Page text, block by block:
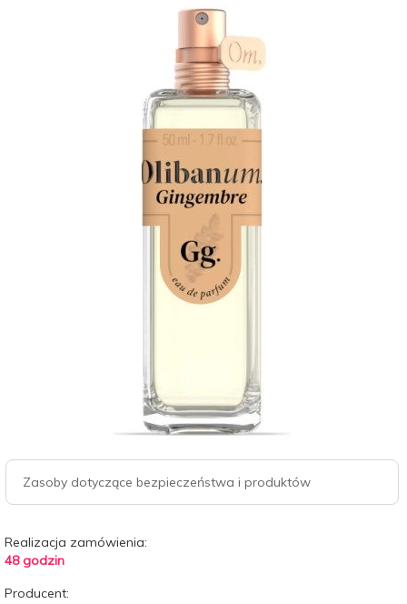
Zasoby dotyczące bezpieczeństwa i produktów
Realizacja zamówienia:
48 godzin
Producent: